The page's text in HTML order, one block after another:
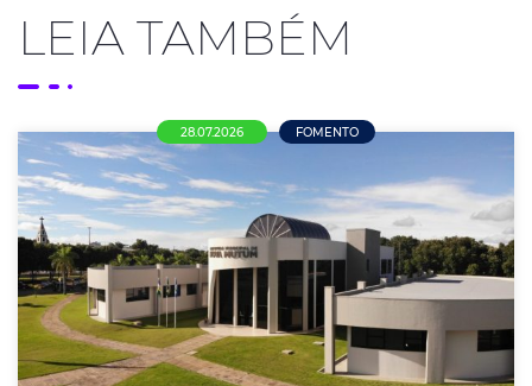
LEIA TAMBÉM
28.07.2026 FOMENTO
Mais de R$ 21 milhões em oportunidades
para empresas de Nova Mutum
ACENM/CDL alerta empresários sobre editais de
credenciamento da Prefeitura e incentiva